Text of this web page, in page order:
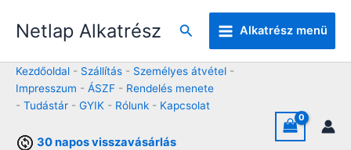
Netlap Alkatrész Keresés Alkatrész menü
Kezdőoldal - Szállítás - Személyes átvétel -
Impresszum - ÁSZF - Rendelés menete
- Tudástár - GYIK - Rólunk - Kapcsolat
30 napos visszavásárlás